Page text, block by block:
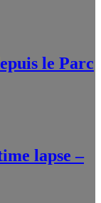
le Parc
lapse –